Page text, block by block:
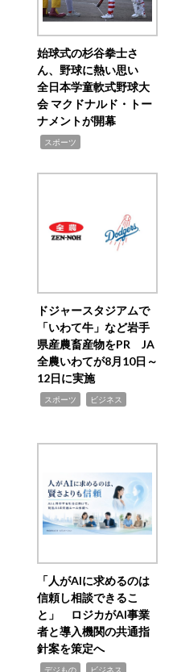
始球式の杉谷拳士さ
ん、野球に熱い思い
全日本学童軟式野球大
会 マクドナルド・トー
ナメントが開幕
スポーツ
ドジャースタジアムで
「いわて牛」など岩手
県産農畜産物をPR JA
全農いわてが8月10日～
12日に実施
スポーツ ビジネス
「人がAIに求めるのは
信頼し相談できるこ
と」 ロジカがAI事業
者と導入機関の共通指
針案を策定へ
デジもの ビジネス